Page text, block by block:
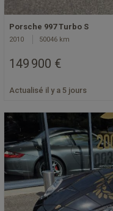
Porsche 997 Turbo S
2010 50046 km
149 900 €
Actualisé il y a 5 jours